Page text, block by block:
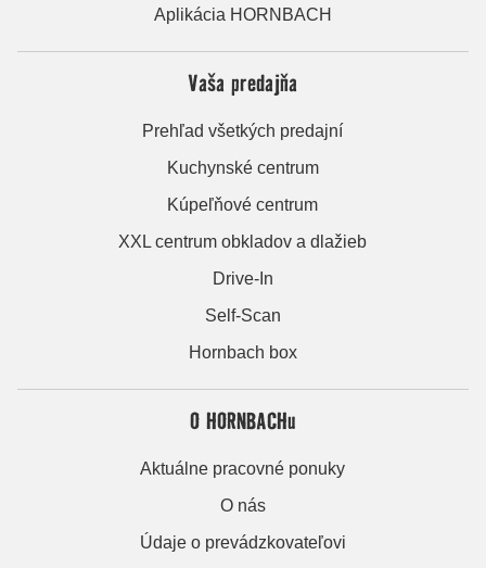
Aplikácia HORNBACH
Vaša predajňa
Prehľad všetkých predajní
Kuchynské centrum
Kúpeľňové centrum
XXL centrum obkladov a dlažieb
Drive-In
Self-Scan
Hornbach box
O HORNBACHu
Aktuálne pracovné ponuky
O nás
Údaje o prevádzkovateľovi